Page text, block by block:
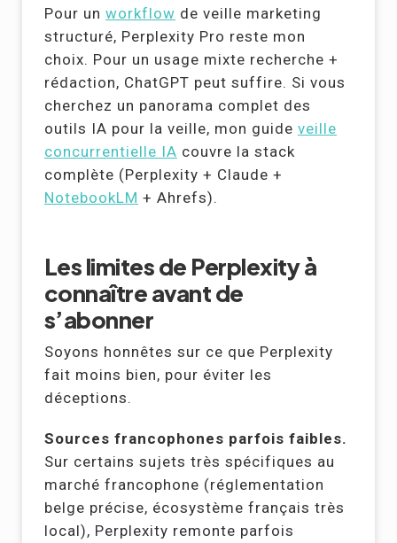
Pour un workflow de veille marketing
structuré, Perplexity Pro reste mon
choix. Pour un usage mixte recherche +
rédaction, ChatGPT peut suffire. Si vous
cherchez un panorama complet des
outils IA pour la veille, mon guide veille
concurrentielle IA couvre la stack
complète (Perplexity + Claude +
NotebookLM + Ahrefs).
Les limites de Perplexity à
connaître avant de
s’abonner
Soyons honnêtes sur ce que Perplexity
fait moins bien, pour éviter les
déceptions.
Sources francophones parfois faibles.
Sur certains sujets très spécifiques au
marché francophone (réglementation
belge précise, écosystème français très
local), Perplexity remonte parfois